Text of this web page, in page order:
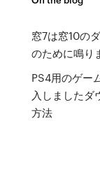
窓7は窓10の
のために鳴り
PS4用のゲー
入しましたダ
方法